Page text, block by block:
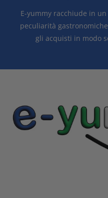
E-yummy racchiude in
peculiarità
gli acquisti in modo